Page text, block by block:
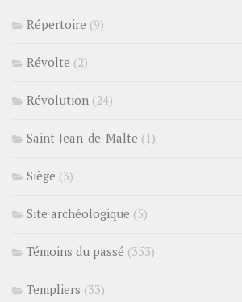
Répertoire (9)
Révolte (2)
Révolution (24)
Saint-Jean-de-Malte (1)
Siège (3)
Site archéologique (5)
Témoins du passé (353)
Templiers (33)